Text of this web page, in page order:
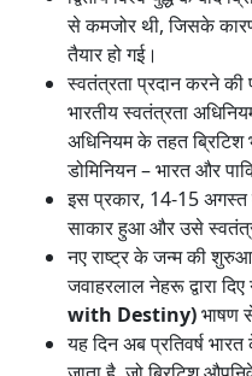
से कमजोर थी, जिसके
तैयार हो गई।
स्वतंत्रता प्रदान करने
भारतीय स्वतंत्रता
अधिनियम के तहत ब्रिटिश
डोमिनियन – भारत और
इस प्रकार, 14-15 अगस्त
साकार हुआ और उसे स्वतंत्र
नए राष्ट्र के जन्म की
जवाहरलाल नेहरू द्वारा दिए
with Destiny)भाषण
यह दिन अब प्रतिवर्ष